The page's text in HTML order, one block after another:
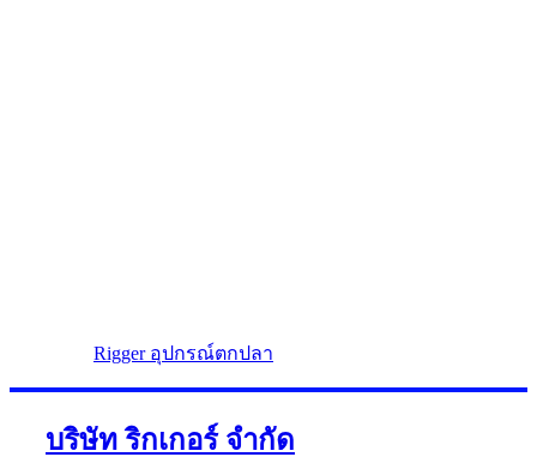
Rigger อุปกรณ์ตกปลา
บริษัท ริกเกอร์ จำกัด